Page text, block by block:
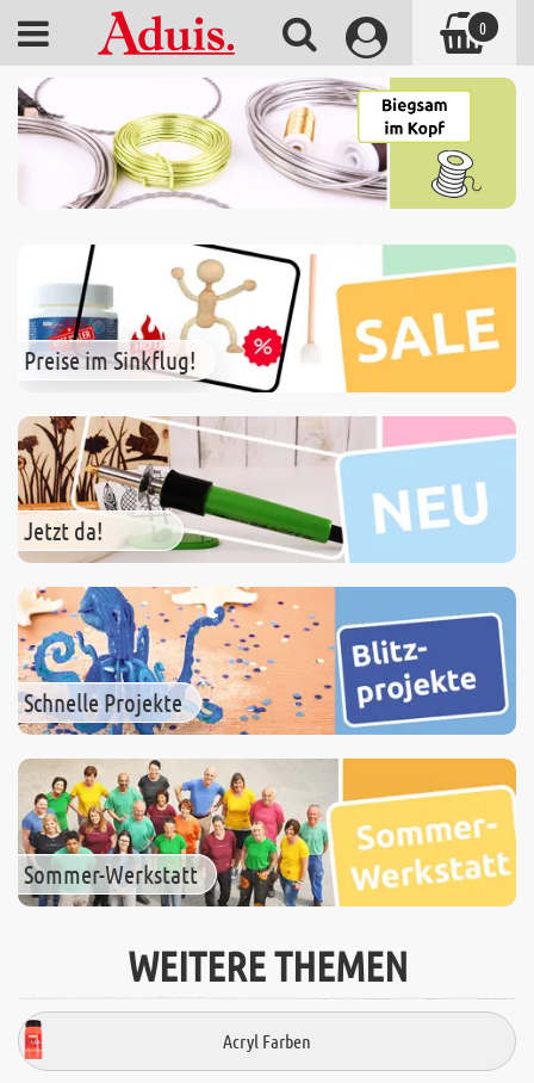
Preise im Sinkflug!
Jetzt da!
Schnelle Projekte
Sommer-Werkstatt
WEITERE THEMEN
Acryl Farben
0